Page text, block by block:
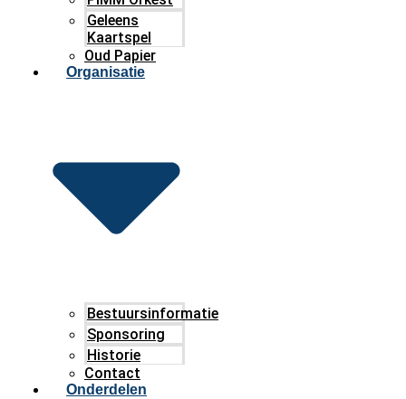
Geleens
Kaartspel
Oud Papier
Organisatie
Bestuursinformatie
Sponsoring
Historie
Contact
Onderdelen